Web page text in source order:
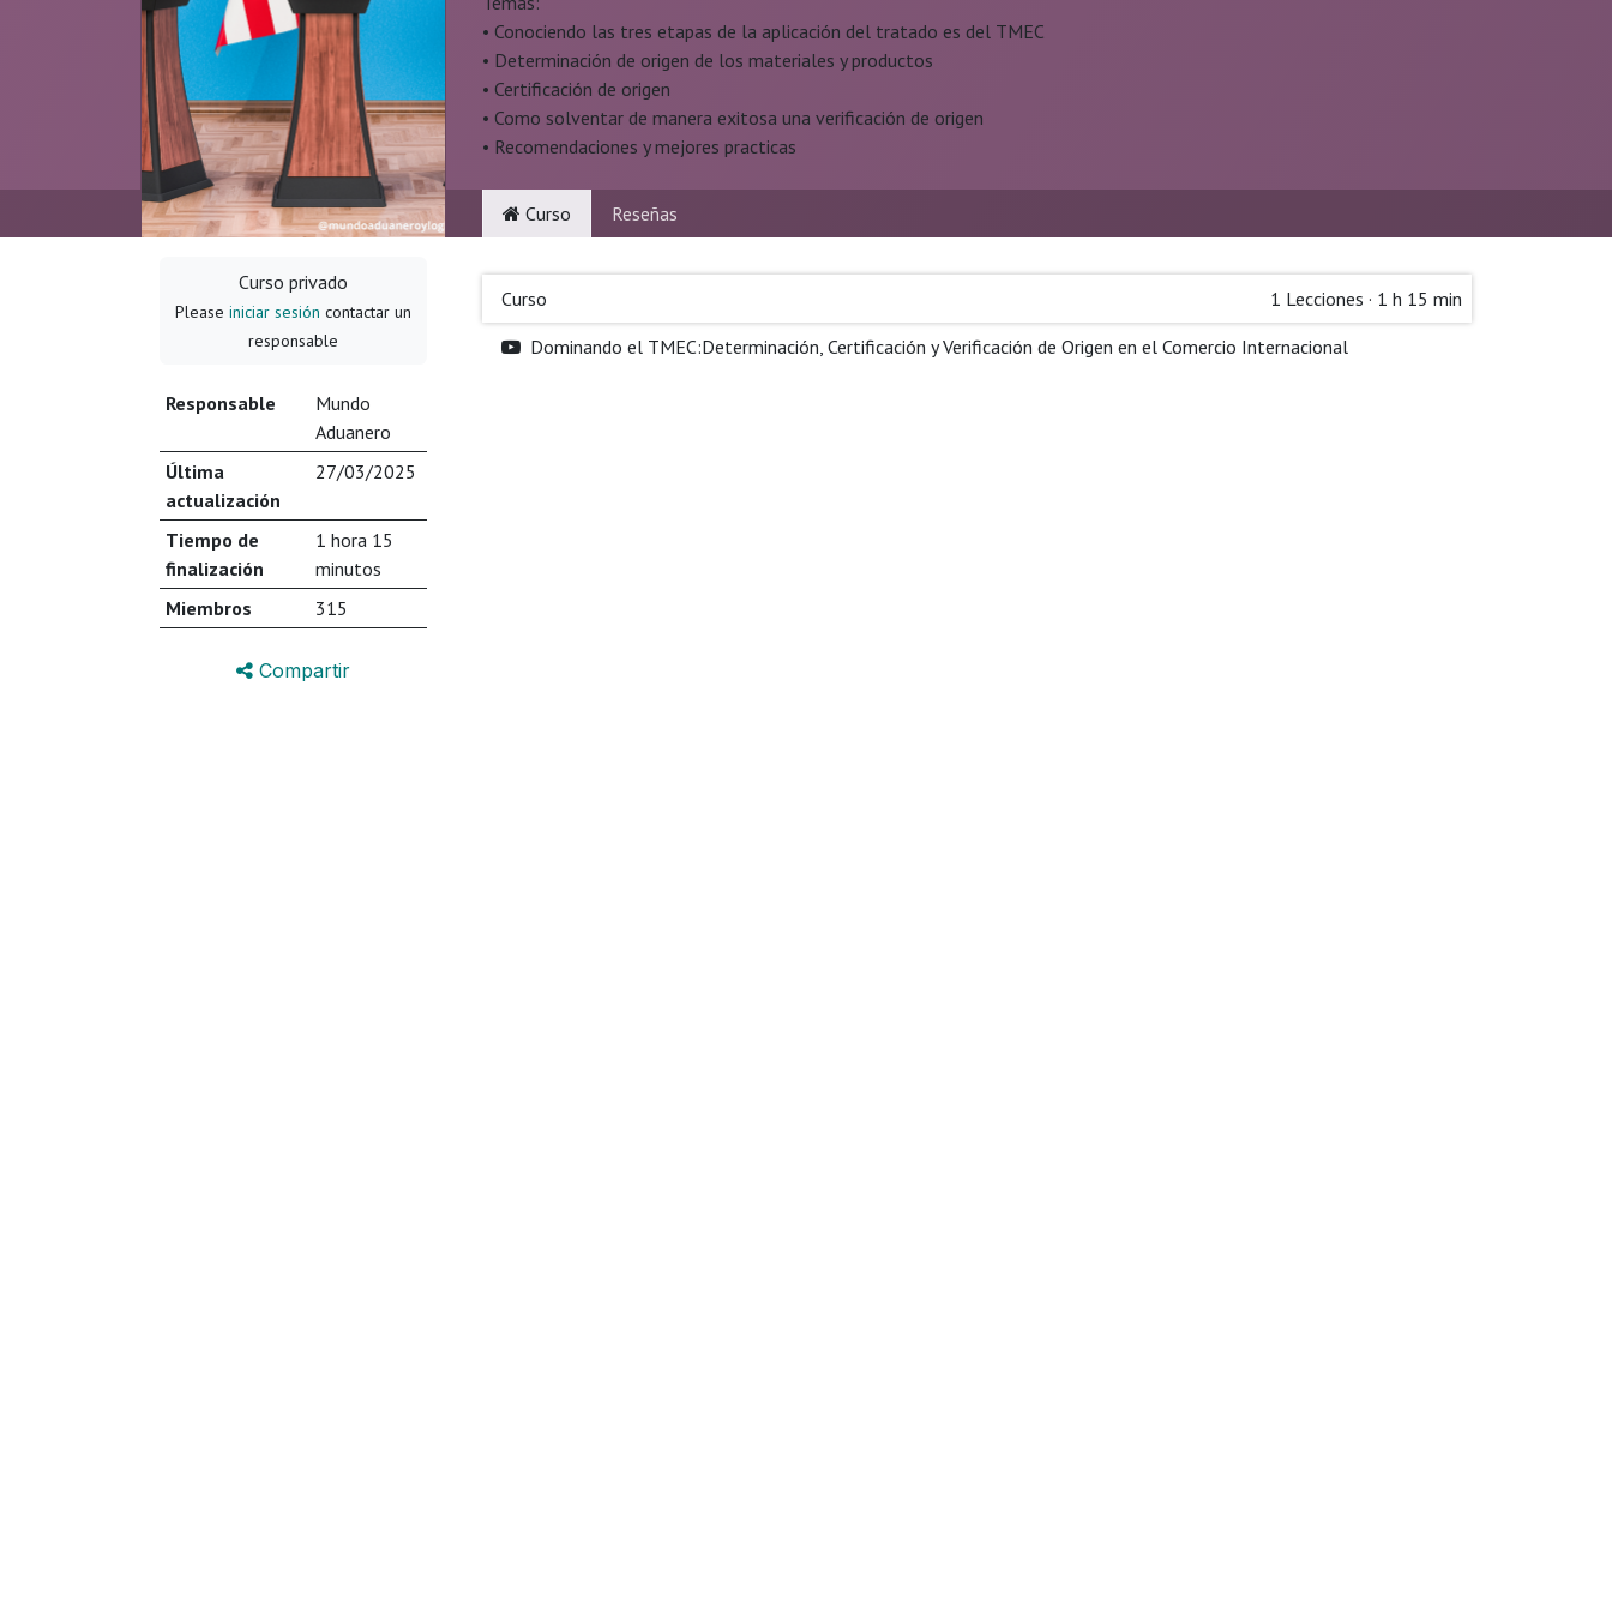
• Conociendo las tres etapas de la aplicación del tratado es del TMEC
• Determinación de origen de los materiales y productos
• Certificación de origen
• Como solventar de manera exitosa una verificación de origen
• Recomendaciones y mejores practicas
Curso privado
Please iniciar sesión contactar un
responsable
Responsable
Mundo
Aduanero
Última
actualización
27/03/2025
Tiempo de
finalización
1 hora 15
minutos
Miembros
315
Compartir
Curso Reseñas
Curso 1 Lecciones · 1 h 15 min
Dominando el TMEC:Determinación, Certificación y Verificación de Origen en el Comercio Internacional